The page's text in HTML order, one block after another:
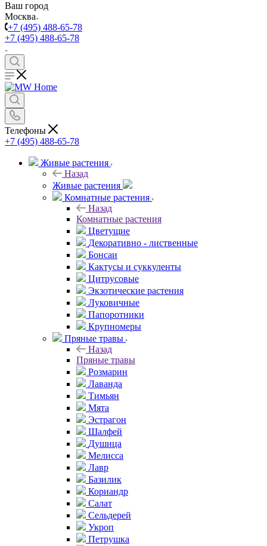
Ваш город
Москва
+7 (495) 488-65-78
+7 (495) 488-65-78
Телефоны
+7 (495) 488-65-78
Живые растения
Назад
Живые растения
Комнатные растения
Назад
Комнатные растения
Цветущие
Декоративно - лиственные
Бонсаи
Кактусы и суккуленты
Цитрусовые
Экзотические растения
Луковичные
Папоротники
Крупномеры
Пряные травы
Назад
Пряные травы
Розмарин
Лаванда
Тимьян
Мята
Эстрагон
Шалфей
Душица
Мелисса
Лавр
Базилик
Кориандр
Салат
Сельдерей
Укроп
Петрушка